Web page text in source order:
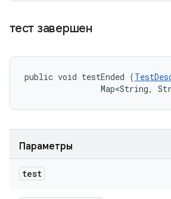
тест завершен
public void testEnded (
Map<String,
Параметры
test